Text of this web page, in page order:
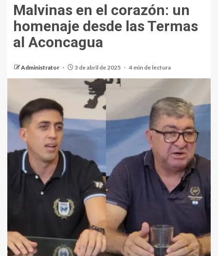
Malvinas en el corazón: un
homenaje desde las Termas
al Aconcagua
Administrator 3 de abril de 2025 4 min de lectura